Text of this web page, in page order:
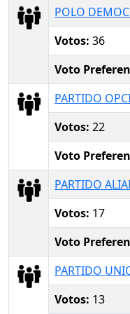
POLO
Votos: 36
Voto
PARTIDO
Votos: 22
Voto
PARTIDO
Votos: 17
Voto
PARTIDO
Votos: 13